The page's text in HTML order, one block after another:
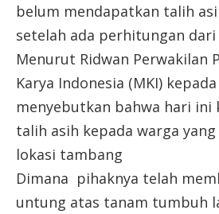
belum mendapatkan talih
setelah ada perhitungan
Menurut Ridwan Perwakilan
Karya Indonesia (MKI)
menyebutkan bahwa hari ini
talih asih kepada warga
lokasi tambang
Dimana pihaknya telah
untung atas tanam tumbuh